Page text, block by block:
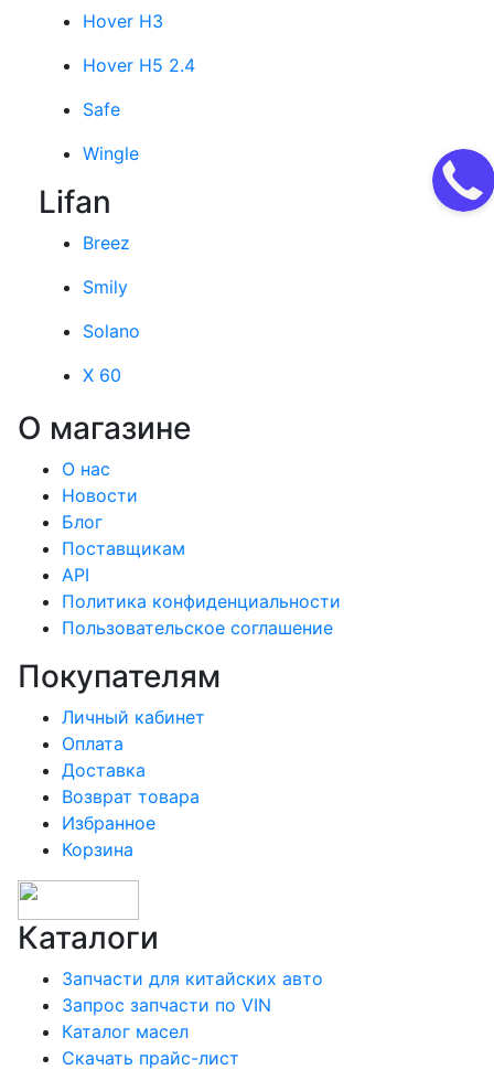
Hover H3
Hover H5 2.4
Safe
Wingle
Lifan
Breez
Smily
Solano
X 60
О магазине
О нас
Новости
Блог
Поставщикам
API
Политика конфиденциальности
Пользовательское соглашение
Покупателям
Личный кабинет
Оплата
Доставка
Возврат товара
Избранное
Корзина
Каталоги
Запчасти для китайских авто
Запрос запчасти по VIN
Каталог масел
Скачать прайс-лист